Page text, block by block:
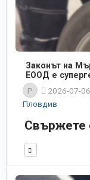
Законът на
ЕООД е
P
2026-07-
Пловдив
Свържете